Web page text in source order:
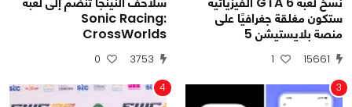
ستكون مغلقة جغرافيًا على
منصة بلايستيشن 5
15661
1
Sonic Racing:
CrossWorlds
3753
0
3
4